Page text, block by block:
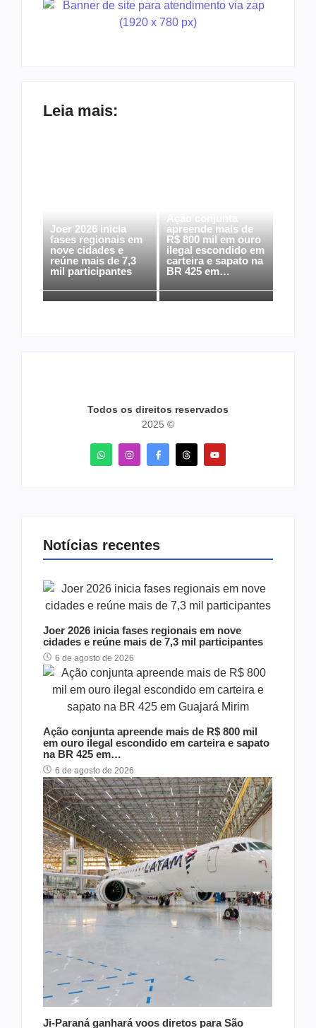
Leia mais:
Joer 2026 inicia
fases regionais em
nove cidades e
reúne mais de 7,3
mil participantes
Ação conjunta
apreende mais de
R$ 800 mil em ouro
ilegal escondido em
carteira e sapato na
BR 425 em…
Todos os direitos reservados
2025 ©
Notícias recentes
Joer 2026 inicia fases regionais em nove
cidades e reúne mais de 7,3 mil participantes
6 de agosto de 2026
Ação conjunta apreende mais de R$ 800 mil
em ouro ilegal escondido em carteira e sapato
na BR 425 em…
6 de agosto de 2026
Ji-Paraná ganhará voos diretos para São